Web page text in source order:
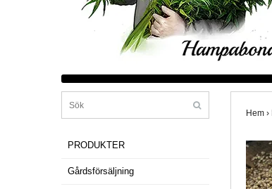
Produktkategorier
PRODUKTER
Gårdsförsäljning
Hem ›